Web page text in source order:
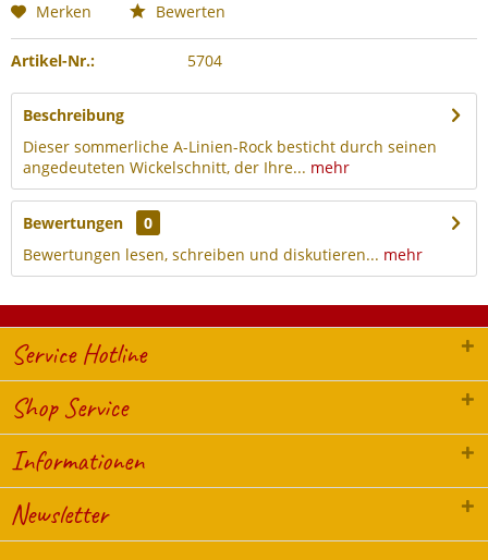
Merken Bewerten
Artikel-Nr.: 5704
Beschreibung
Dieser sommerliche A-Linien-Rock besticht durch seinen
angedeuteten Wickelschnitt, der Ihre... mehr
Bewertungen
0
Bewertungen lesen, schreiben und diskutieren... mehr
Service Hotline
Shop Service
Informationen
Newsletter